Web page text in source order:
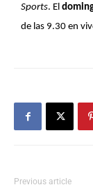
Sports. El
de las 9.30 en
Previous article